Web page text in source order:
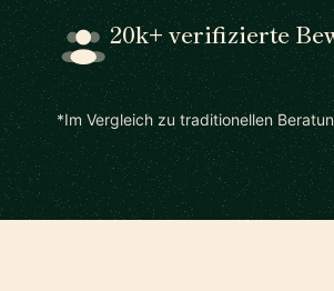
20k+ verifizierte
*Im Vergleich zu traditionellen